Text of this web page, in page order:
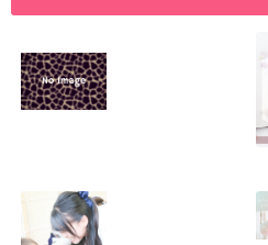
2026.01.11